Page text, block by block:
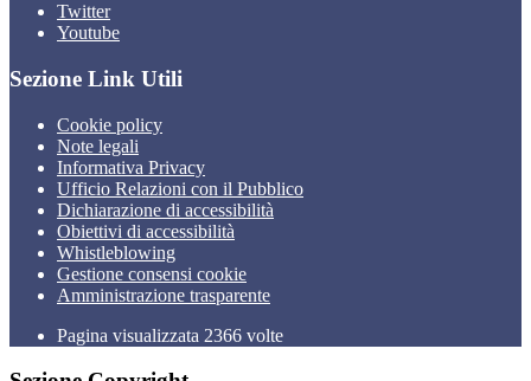
Twitter
Youtube
Sezione Link Utili
Cookie policy
Note legali
Informativa Privacy
Ufficio Relazioni con il Pubblico
Dichiarazione di accessibilità
Obiettivi di accessibilità
Whistleblowing
Gestione consensi cookie
Amministrazione trasparente
Pagina visualizzata 2366 volte